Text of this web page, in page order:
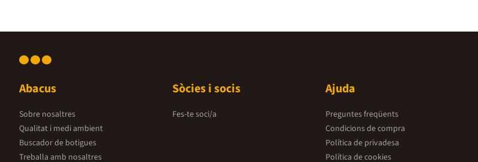
Abacus
Sobre nosaltres
Qualitat i medi ambient
Buscador de botigues
Treballa amb nosaltres
Sòcies i socis
Fes-te soci/a
Ajuda
Preguntes freqüents
Condicions de compra
Política de privadesa
Política de cookies